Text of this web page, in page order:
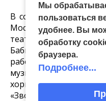
В составе жюри –
Московского
театра «Русская
Бабкиной;Наталья
работник
музыкального
хормейстер
«Звонкие
Мы
пользоваться
удобнее. Вы
обработку
браузера.
Подробнее...